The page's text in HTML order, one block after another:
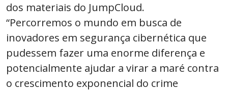
dos materiais do JumpCloud.
“Percorremos o mundo em busca de
inovadores em segurança cibernética que
pudessem fazer uma enorme diferença e
potencialmente ajudar a virar a maré contra
o crescimento exponencial do crime